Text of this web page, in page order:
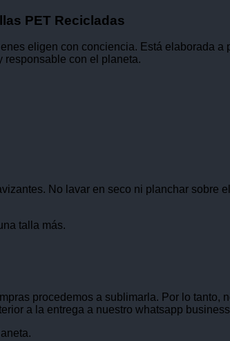
PET Recicladas
eligen con conciencia. Está elaborada
responsable con el planeta.
No lavar en seco ni planchar sobre
talla más.
procedemos a sublimarla. Por lo
a la entrega a nuestro whatsapp